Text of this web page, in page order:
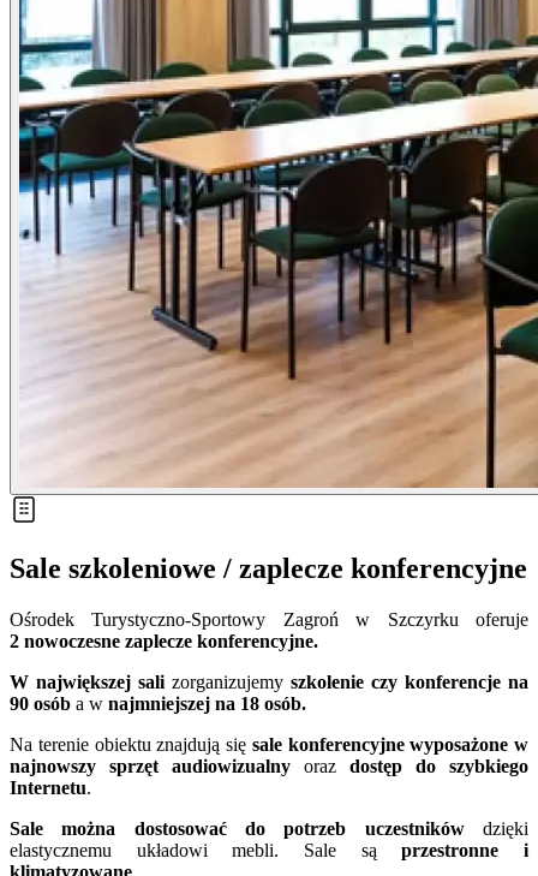
Sale szkoleniowe / zaplecze konferencyjne
Ośrodek Turystyczno-Sportowy Zagroń w Szczyrku oferuje
2 nowoczesne zaplecze konferencyjne.
W największej sali zorganizujemy szkolenie czy konferencje na
90 osób a w najmniejszej na 18 osób.
Na terenie obiektu znajdują się sale konferencyjne wyposażone w
najnowszy sprzęt audiowizualny oraz dostęp do szybkiego
Internetu.
Sale można dostosować do potrzeb uczestnikówdzięki
elastycznemu układowi mebli. Sale sąprzestronne i
klimatyzowane